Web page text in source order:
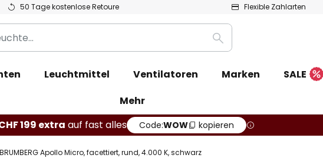
50 Tage kostenlose Retoure Flexible Zahlarten
Suche
Leuchtmittel Ventilatoren Marken SALE
Mehr
199 extra auf fast alles Code:WOW kopieren
BRUMBERG Apollo Micro, facettiert, rund, 4.000 K, schwarz